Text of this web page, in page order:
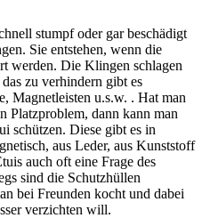
stumpf oder gar beschädigt
Sie entstehen, wenn die
werden. Die Klingen schlagen
zu verhindern gibt es
Magnetleisten u.s.w. . Hat man
Platzproblem, dann kann man
schützen. Diese gibt es in
aus Leder, aus Kunststoff
auch oft eine Frage des
sind die Schutzhüllen
bei Freunden kocht und dabei
verzichten will.